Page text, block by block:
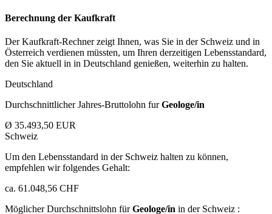
Berechnung der Kaufkraft
Der Kaufkraft-Rechner zeigt Ihnen, was Sie in der Schweiz und in
Österreich verdienen müssten, um Ihren derzeitigen Lebensstandard,
den Sie aktuell in in Deutschland genießen, weiterhin zu halten.
Deutschland
Durchschnittlicher Jahres-Bruttolohn furGeologe/in
Ø 35.493,50 EUR
Schweiz
Um den Lebensstandard in der Schweiz halten zu können,
empfehlen wir folgendes Gehalt:
ca. 61.048,56 CHF
Möglicher Durchschnittslohn fürGeologe/in in der Schweiz :